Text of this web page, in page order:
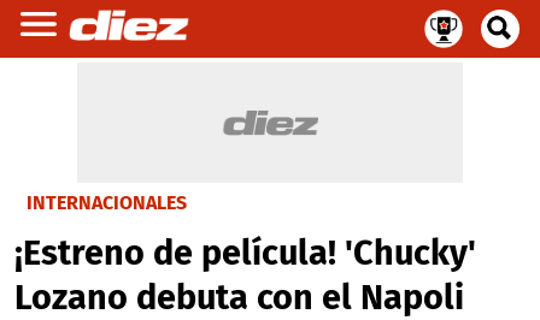
INTERNACIONALES
¡Estreno de película! 'Chucky'
Lozano debuta con el Napoli